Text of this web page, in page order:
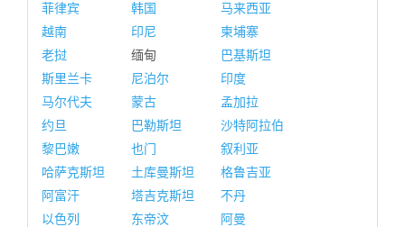
菲律宾
韩国
马来西亚
越南
印尼
柬埔寨
老挝
缅甸
巴基斯坦
斯里兰卡
尼泊尔
印度
马尔代夫
蒙古
孟加拉
约旦
巴勒斯坦
沙特阿拉伯
黎巴嫩
也门
叙利亚
哈萨克斯坦
土库曼斯坦
格鲁吉亚
阿富汗
塔吉克斯坦
不丹
以色列
东帝汶
阿曼